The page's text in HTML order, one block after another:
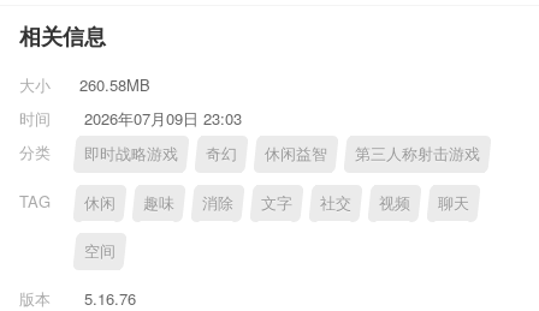
相关信息
大小
260.58MB
时间
2026年07月09日 23:03
分类
即时战略游戏 奇幻 休闲益智 第三人称射击游戏
TAG 休闲 趣味 消除 文字 社交 视频 聊天
空间
版本
5.16.76